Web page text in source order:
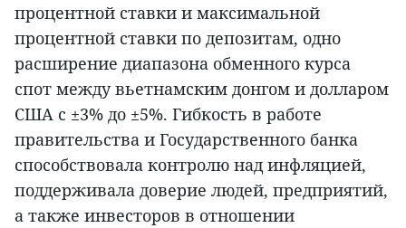
процентной ставки и максимальной
процентной ставки по депозитам, одно
расширение диапазона обменного курса
спот между вьетнамским донгом и долларом
США с ±3% до ±5%. Гибкость в работе
правительства и Государственного банка
способствовала контролю над инфляцией,
поддерживала доверие людей, предприятий,
а также инвесторов в отношении